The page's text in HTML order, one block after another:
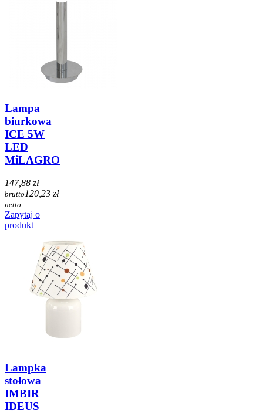
Lampa
biurkowa
ICE 5W
LED
MiLAGRO
147,88 zł
brutto 120,23 zł
netto
Zapytaj o
produkt
Lampka
stołowa
IMBIR
IDEUS